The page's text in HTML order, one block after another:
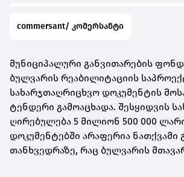
commersant/ კომერსანტი
მუნიციპალური განვითარების
ბულვარის რეაბილიტაციის
სახარჯთაღრიცხვო დოკუმენტის
ტენდერი გამოაცხადა. შესყიდვის
ღირებულება 5 მილიონ 500 000
დოკუმენტებში არაფერია ნათქვამი
თანხვედრაზე, რაც ბულვარის